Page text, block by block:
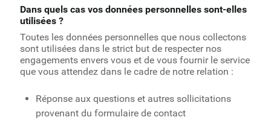
Dans quels cas vos données personnelles sont-elles
utilisées ?
Toutes les données personnelles que nous collectons
sont utilisées dans le strict but de respecter nos
engagements envers vous et de vous fournir le service
que vous attendez dans le cadre de notre relation :
Réponse aux questions et autres sollicitations
provenant du formulaire de contact